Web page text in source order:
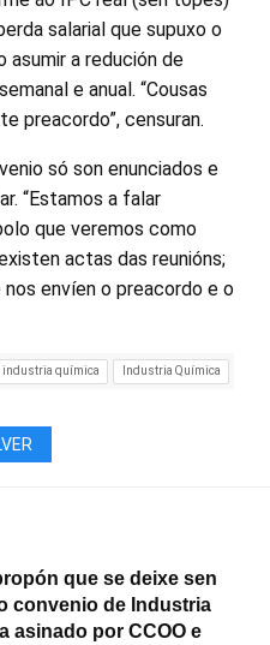
salarial que supuxo o
asumir a redución de
e anual. “Cousas
preacordo”, censuran.
só son enunciados e
“Estamos a falar
que veremos como
actas das reunións;
envíen o preacordo e o
industria química Industria Química
que se deixe sen
convenio de Industria
asinado por CCOO e